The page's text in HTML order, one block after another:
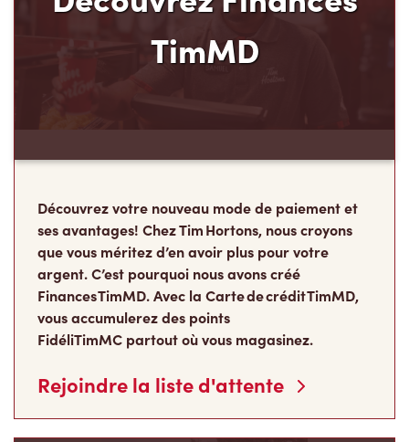
TimMD
ses avantages! Chez Tim Hortons, nous croyons
que vous méritez d’en avoir plus pour votre
argent. C’est pourquoi nous avons créé
Finances TimMD. Avec la Carte de crédit TimMD,
vous accumulerez des points
FidéliTimMC partout où vous magasinez.
Rejoindre la liste d'attente